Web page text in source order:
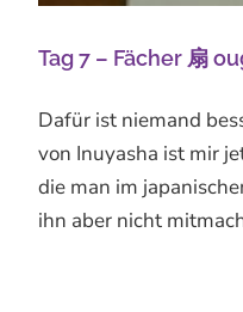
Tag 7 – Fächer 扇
Dafür ist niemand
von Inuyasha ist mir
die man im
ihn aber nicht